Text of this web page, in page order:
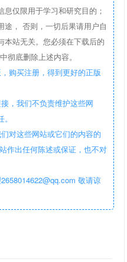
仅限用于学习和研究目的；
途， 否则，一切后果请用户自
本站无关。您必须在下载后的
彻底删除上述内容。
购买注册，得到更好的正版
，我们不负责维护这些网
对这些网站或它们的内容的
作出任何陈述或保证，也不对
敬请谅